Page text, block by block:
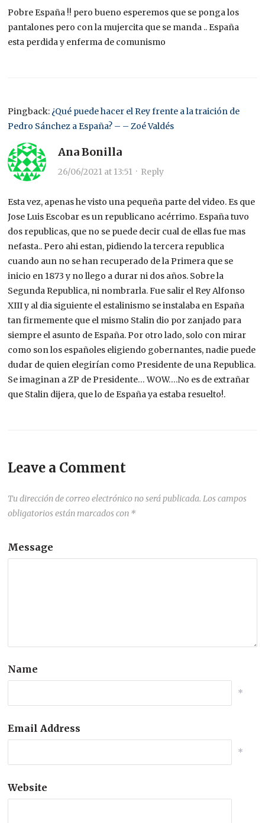
Pobre España !! pero bueno esperemos que se ponga los
pantalones pero con la mujercita que se manda .. España
esta perdida y enferma de comunismo
Pingback: ¿Qué puede hacer el Rey frente a la traición de
Pedro Sánchez a España? – – Zoé Valdés
Ana Bonilla
26/06/2021 at 13:51 · Reply
Esta vez, apenas he visto una pequeña parte del video. Es que
Jose Luis Escobar es un republicano acérrimo. España tuvo
dos republicas, que no se puede decir cual de ellas fue mas
nefasta.. Pero ahi estan, pidiendo la tercera republica
cuando aun no se han recuperado de la Primera que se
inicio en 1873 y no llego a durar ni dos años. Sobre la
Segunda Republica, ni nombrarla. Fue salir el Rey Alfonso
XIII y al dia siguiente el estalinismo se instalaba en España
tan firmemente que el mismo Stalin dio por zanjado para
siempre el asunto de España. Por otro lado, solo con mirar
como son los españoles eligiendo gobernantes, nadie puede
dudar de quien elegirían como Presidente de una Republica.
Se imaginan a ZP de Presidente… WOW….No es de extrañar
que Stalin dijera, que lo de España ya estaba resuelto!.
Leave a Comment
Tu dirección de correo electrónico no será publicada. Los campos
obligatorios están marcados con *
Message
Name
*
Email Address
*
Website